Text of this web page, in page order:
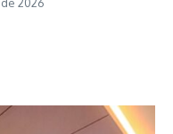
2026